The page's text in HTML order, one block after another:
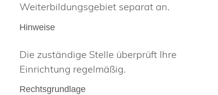
Weiterbildungsgebiet separat an.
Hinweise
Die zuständige Stelle überprüft Ihre
Einrichtung regelmäßig.
Rechtsgrundlage